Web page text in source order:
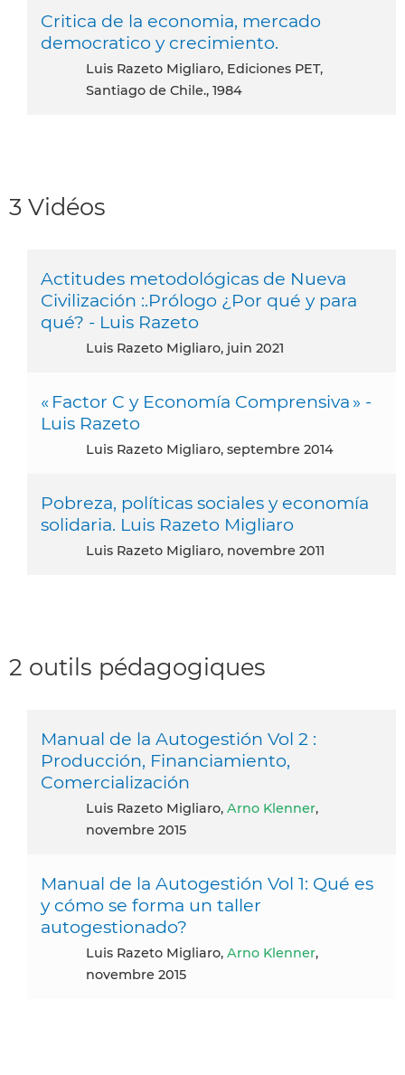
Critica de la economia, mercado
democratico y crecimiento.
Luis Razeto Migliaro, Ediciones PET,
Santiago de Chile., 1984
3 Vidéos
Actitudes metodológicas de Nueva
Civilización :.Prólogo ¿Por qué y para
qué? - Luis Razeto
Luis Razeto Migliaro, juin 2021
« Factor C y Economía Comprensiva » -
Luis Razeto
Luis Razeto Migliaro, septembre 2014
Pobreza, políticas sociales y economía
solidaria. Luis Razeto Migliaro
Luis Razeto Migliaro, novembre 2011
2 outils pédagogiques
Manual de la Autogestión Vol 2 :
Producción, Financiamiento,
Comercialización
Luis Razeto Migliaro, Arno Klenner,
novembre 2015
Manual de la Autogestión Vol 1: Qué es
y cómo se forma un taller
autogestionado?
Luis Razeto Migliaro, Arno Klenner,
novembre 2015